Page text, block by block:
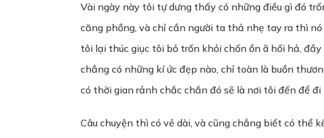
Vài ngày này tôi tự dưng thấy có những điều gì đó
căng phồng, và chỉ cần người ta thả nhẹ tay ra thì
tôi lại thúc giục tôi bỏ trốn khỏi chốn ồn ã hối hả,
chẳng có những kí ức đẹp nào, chỉ toàn là buồn
có thời gian rảnh chắc chắn đó sẽ là nơi tôi đến để
Câu chuyện thì có vẻ dài, và cũng chẳng biết có thể